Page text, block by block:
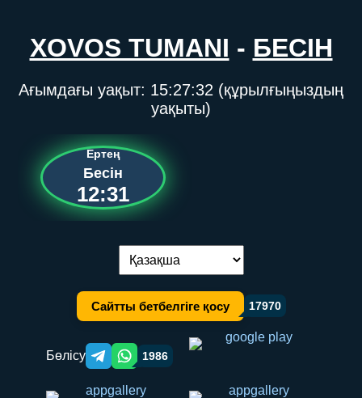
XOVOS TUMANI - БЕСІН
Ағымдағы уақыт: 15:27:32 (құрылғыңыздың
уақыты)
Ертең
Бесін
12:31
Тілді ауыстыру:
Сайтты бетбелгіге қосу 17970
Бөлісу Telegram orqali ulashish
WhatsApp orqali ulashish
1986